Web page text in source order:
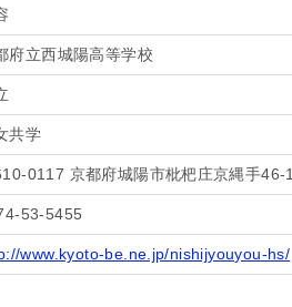
府立西城陽高等学校
共学
0117 京都府城陽市枇杷庄京縄手46-1
53-5455
www.kyoto-be.ne.jp/nishijyouyou-hs/